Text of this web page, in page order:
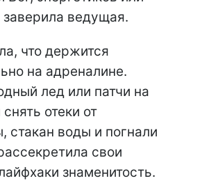
заверила ведущая.
что держится
на адреналине.
лед или патчи на
отеки от
стакан воды и погнали
свои
знаменитость.